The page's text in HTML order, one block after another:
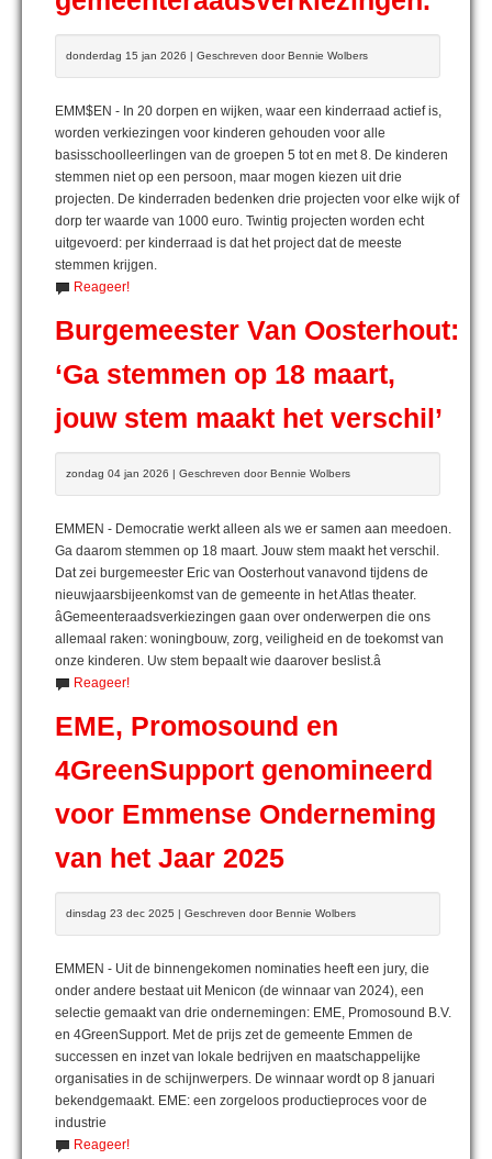
donderdag 15 jan 2026 | Geschreven door Bennie Wolbers
EMM$EN - In 20 dorpen en wijken, waar een kinderraad actief is,
worden verkiezingen voor kinderen gehouden voor alle
basisschoolleerlingen van de groepen 5 tot en met 8. De kinderen
stemmen niet op een persoon, maar mogen kiezen uit drie
projecten. De kinderraden bedenken drie projecten voor elke wijk of
dorp ter waarde van 1000 euro. Twintig projecten worden echt
uitgevoerd: per kinderraad is dat het project dat de meeste
stemmen krijgen.
Reageer!
Burgemeester Van Oosterhout:
‘Ga stemmen op 18 maart,
jouw stem maakt het verschil’
zondag 04 jan 2026 | Geschreven door Bennie Wolbers
EMMEN - Democratie werkt alleen als we er samen aan meedoen.
Ga daarom stemmen op 18 maart. Jouw stem maakt het verschil.
Dat zei burgemeester Eric van Oosterhout vanavond tijdens de
nieuwjaarsbijeenkomst van de gemeente in het Atlas theater.
âGemeenteraadsverkiezingen gaan over onderwerpen die ons
allemaal raken: woningbouw, zorg, veiligheid en de toekomst van
onze kinderen. Uw stem bepaalt wie daarover beslist.â
Reageer!
EME, Promosound en
4GreenSupport genomineerd
voor Emmense Onderneming
van het Jaar 2025
dinsdag 23 dec 2025 | Geschreven door Bennie Wolbers
EMMEN - Uit de binnengekomen nominaties heeft een jury, die
onder andere bestaat uit Menicon (de winnaar van 2024), een
selectie gemaakt van drie ondernemingen: EME, Promosound B.V.
en 4GreenSupport. Met de prijs zet de gemeente Emmen de
successen en inzet van lokale bedrijven en maatschappelijke
organisaties in de schijnwerpers. De winnaar wordt op 8 januari
bekendgemaakt. EME: een zorgeloos productieproces voor de
industrie
Reageer!